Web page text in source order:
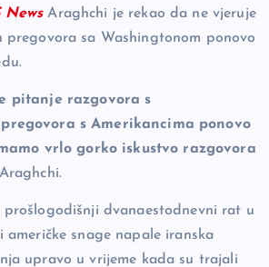
NewsAraghchi je rekao da ne vjeruje
pregovora sa Washingtonom ponovo
pitanje razgovora s
s Amerikancima ponovo
vrlo gorko iskustvo razgovora
dvanaestodnevni rat u
američke snage napale iranska
upravo u vrijeme kada su trajali